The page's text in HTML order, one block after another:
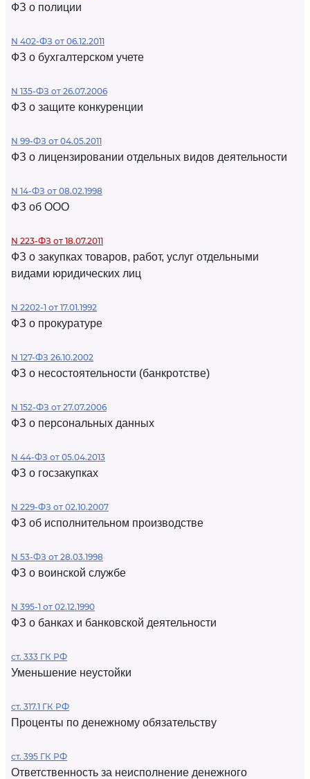
ФЗ о полиции
N 402-ФЗ от 06.12.2011
ФЗ о бухгалтерском учете
N 135-ФЗ от 26.07.2006
ФЗ о защите конкуренции
N 99-ФЗ от 04.05.2011
ФЗ о лицензировании отдельных видов деятельности
N 14-ФЗ от 08.02.1998
ФЗ об ООО
N 223-ФЗ от 18.07.2011
ФЗ о закупках товаров, работ, услуг отдельными
видами юридических лиц
N 2202-1 от 17.01.1992
ФЗ о прокуратуре
N 127-ФЗ 26.10.2002
ФЗ о несостоятельности (банкротстве)
N 152-ФЗ от 27.07.2006
ФЗ о персональных данных
N 44-ФЗ от 05.04.2013
ФЗ о госзакупках
N 229-ФЗ от 02.10.2007
ФЗ об исполнительном производстве
N 53-ФЗ от 28.03.1998
ФЗ о воинской службе
N 395-1 от 02.12.1990
ФЗ о банках и банковской деятельности
ст. 333 ГК РФ
Уменьшение неустойки
ст. 317.1 ГК РФ
Проценты по денежному обязательству
ст. 395 ГК РФ
Ответственность за неисполнение денежного